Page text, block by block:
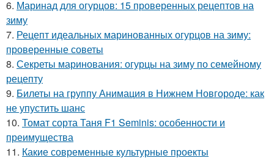
6. Маринад для огурцов: 15 проверенных рецептов на
зиму
7. Рецепт идеальных маринованных огурцов на зиму:
проверенные советы
8. Секреты маринования: огурцы на зиму по семейному
рецепту
9. Билеты на группу Анимация в Нижнем Новгороде: как
не упустить шанс
10. Томат сорта Таня F1 Seminis: особенности и
преимущества
11. Какие современные культурные проекты